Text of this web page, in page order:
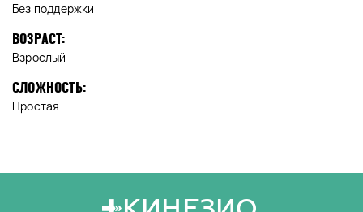
Без поддержки
ВОЗРАСТ:
Взрослый
СЛОЖНОСТЬ:
Простая